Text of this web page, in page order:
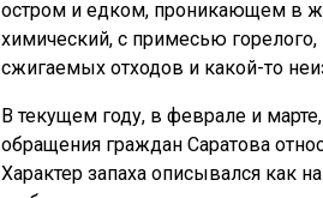
остром и едком, проникающем в
химический, с примесью
сжигаемых отходов и какой-то
В текущем году, в феврале и
обращения граждан Саратова
Характер запаха описывался